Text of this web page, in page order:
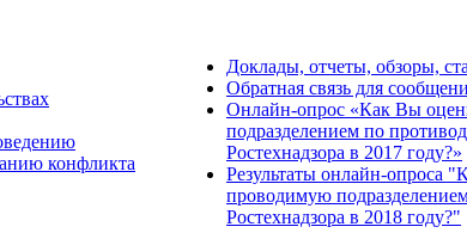
конфликта
Доклады, отчеты, обзоры,
Обратная связь для
Онлайн-опрос «Как Вы
подразделением по
Ростехнадзора в 2017 году?»
Результаты онлайн-опроса
проводимую
Ростехнадзора в 2018 году?"